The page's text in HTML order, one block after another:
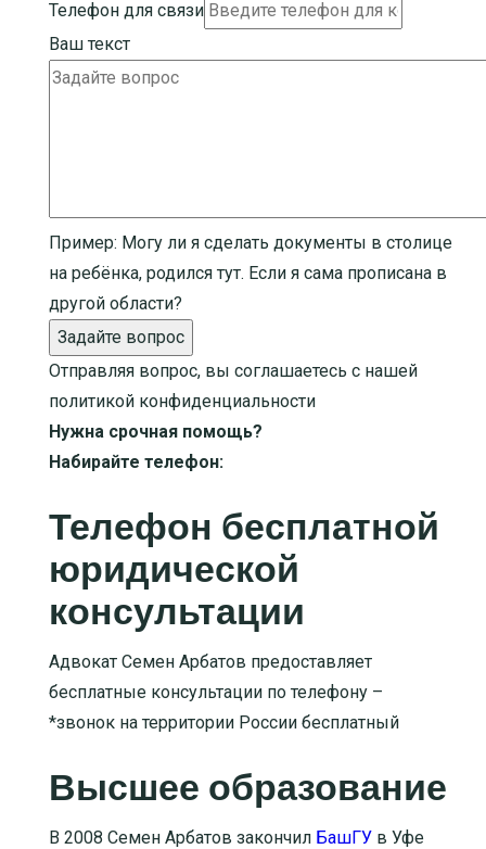
Телефон для связи
Ваш текст
Пример: Могу ли я сделать документы в столице
на ребёнка, родился тут. Если я сама прописана в
другой области?
Задайте вопрос
Отправляя вопрос, вы соглашаетесь с нашей
политикой конфиденциальности
Нужна срочная помощь?
Набирайте телефон:
Телефон бесплатной
юридической
консультации
Адвокат Семен Арбатов предоставляет
бесплатные консультации по телефону –
*звонок на территории России бесплатный
Высшее образование
В 2008 Семен Арбатов закончил БашГУ в Уфе